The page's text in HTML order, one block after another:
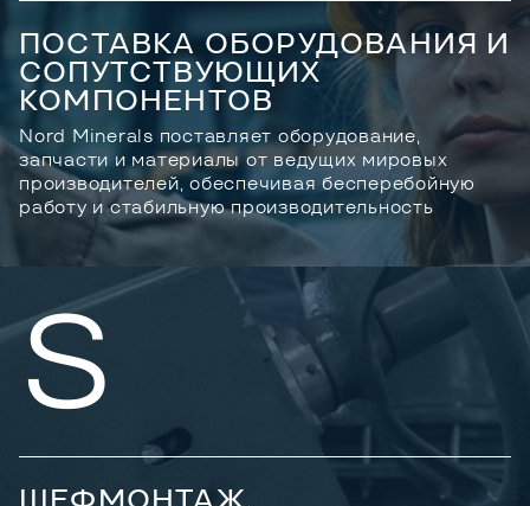
ПОСТАВКА ОБОРУДОВАНИЯ И
СОПУТСТВУЮЩИХ
КОМПОНЕНТОВ
Nord Minerals поставляет оборудование,
запчасти и материалы от ведущих мировых
производителей, обеспечивая бесперебойную
работу и стабильную производительность
S